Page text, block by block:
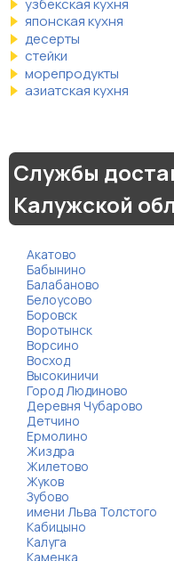
японская кухня
десерты
стейки
морепродукты
азиатская кухня
Службы
Калужской
Акатово
Бабынино
Балабаново
Белоусово
Боровск
Воротынск
Ворсино
Восход
Высокиничи
Город Людиново
Деревня Чубарово
Детчино
Ермолино
Жиздра
Жилетово
Жуков
Зубово
имени Льва Толстого
Кабицыно
Калуга
Каменка